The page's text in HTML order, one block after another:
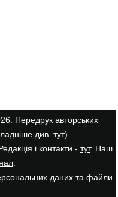
Передрук авторських
див. тут).
і контакти - тут. Наш
даних та файли